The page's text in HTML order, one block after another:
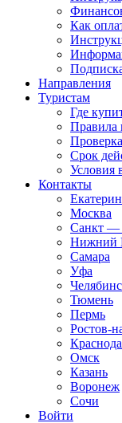
Как
Направления
Туристам
Где
Срок
Условия
Контакты
Москва
Санкт —
Нижний
Самара
Уфа
Тюмень
Пермь
Ростов-
Омск
Казань
Воронеж
Сочи
Войти